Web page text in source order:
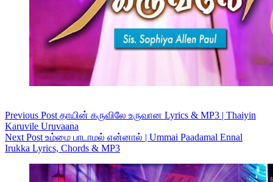
Previous Post தாயின் கருவிலே உருவான Lyrics & MP3 | Thaiyin
Karuvile Uruvaana
NextPost உம்மை பாடாமல் என்னால் | Ummai Paadamal Ennal
Irukka Lyrics, Chords & MP3